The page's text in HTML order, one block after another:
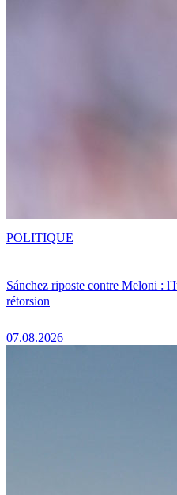
Sánchez riposte contre Meloni :
rétorsion
07.08.2026
POLITIQUE